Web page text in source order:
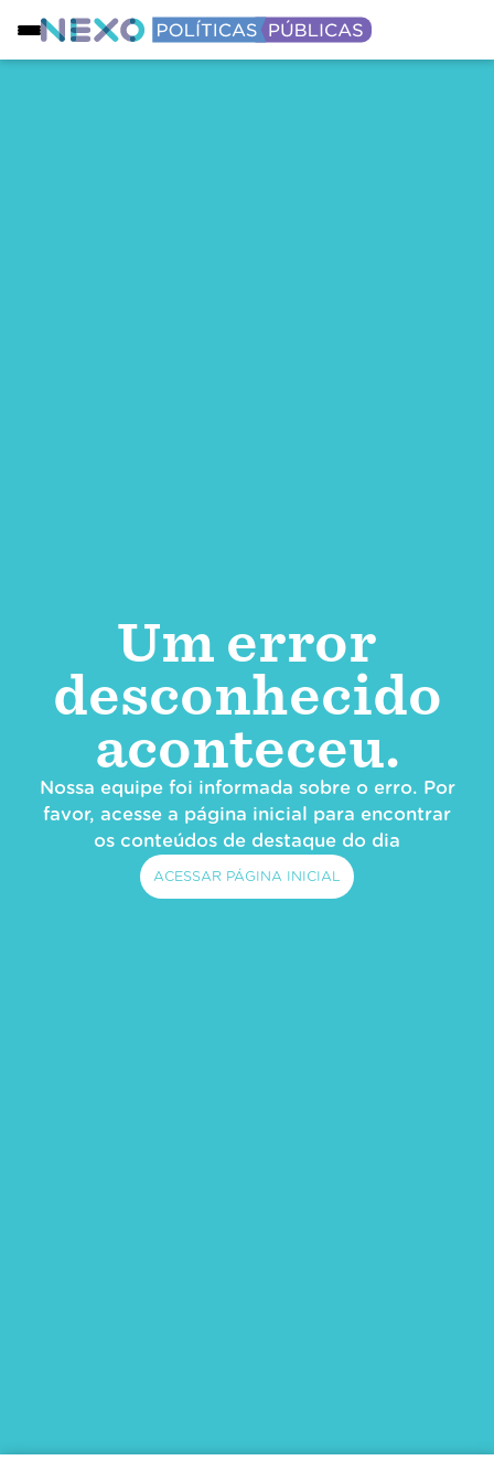
Um error
desconhecido
aconteceu.
Nossa equipe foi informada sobre o erro. Por
favor, acesse a página inicial para encontrar
os conteúdos de destaque do dia
ACESSAR PÁGINA INICIAL